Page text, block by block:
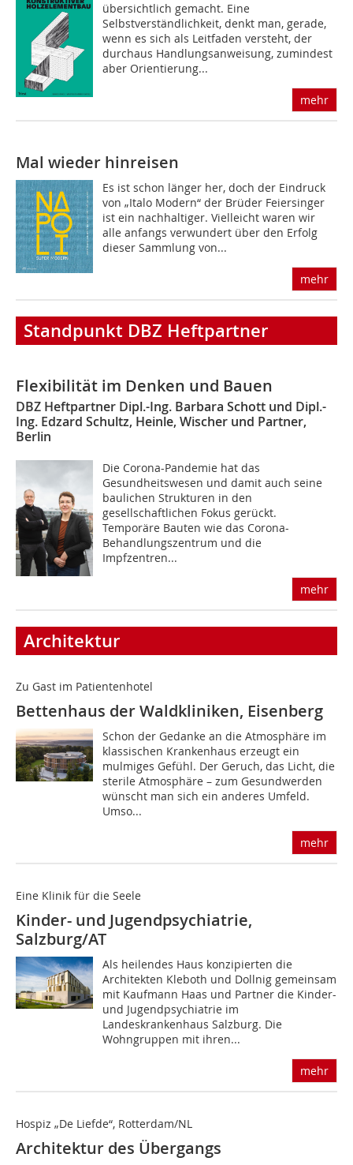
übersichtlich gemacht. Eine
Selbstverständlichkeit, denkt man, gerade,
wenn es sich als Leitfaden versteht, der
durchaus Handlungsanweisung, zumindest
aber Orientierung...
mehr
Mal wieder hinreisen
Es ist schon länger her, doch der Eindruck
von „Italo Modern“ der Brüder Feiersinger
ist ein nachhaltiger. Vielleicht waren wir
alle anfangs verwundert über den Erfolg
dieser Sammlung von...
mehr
Standpunkt DBZ Heftpartner
Flexibilität im Denken und Bauen
DBZ Heftpartner Dipl.-Ing. Barbara Schott und Dipl.-
Ing. Edzard Schultz, Heinle, Wischer und Partner,
Berlin
Die Corona-Pandemie hat das
Gesundheitswesen und damit auch seine
baulichen Strukturen in den
gesellschaftlichen Fokus gerückt.
Temporäre Bauten wie das Corona-
Behandlungszentrum und die
Impfzentren...
mehr
Architektur
Zu Gast im Patientenhotel
Bettenhaus der ­Wald­kliniken, Eisenberg
Schon der Gedanke an die Atmosphäre im
klassischen Krankenhaus erzeugt ein
mulmiges Gefühl. Der Geruch, das Licht, die
sterile Atmosphäre – zum Gesundwerden
wünscht man sich ein anderes Umfeld.
Umso...
mehr
Eine Klinik für die Seele
Kinder- und Jugendpsychiatrie,
Salzburg/AT
Als heilendes Haus konzipierten die
Architekten ­Kleboth und Dollnig gemeinsam
mit Kaufmann Haas und Partner die Kinder-
und Jugendpsychiatrie im
Landeskrankenhaus Salzburg. Die
Wohngruppen mit ihren...
mehr
Hospiz „De Liefde“, Rotterdam/NL
Architektur des Übergangs